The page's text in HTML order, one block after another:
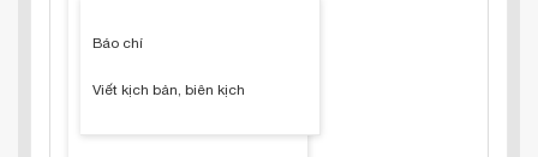
Báo chí
Viết kịch bản, biên kịch